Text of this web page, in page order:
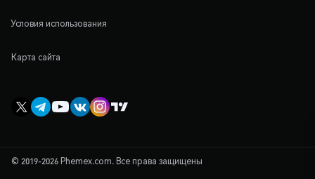
Условия использования
Карта сайта
© 2019-2026 Phemex.com. Все права защищены